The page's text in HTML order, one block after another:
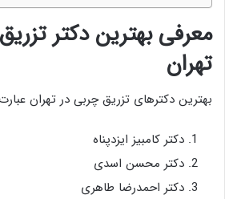
معرفی بهترین دکتر
تهران
بهترین دکترهای تزریق چربی در تهران
دکتر کامبیز ایزدپناه
دکتر محسن اسدی
دکتر احمدرضا طاهری